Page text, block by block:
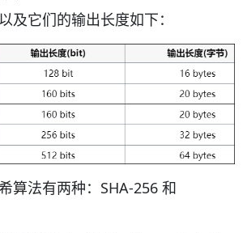
及它们的输出长度如下：
算法有两种：SHA-256 和